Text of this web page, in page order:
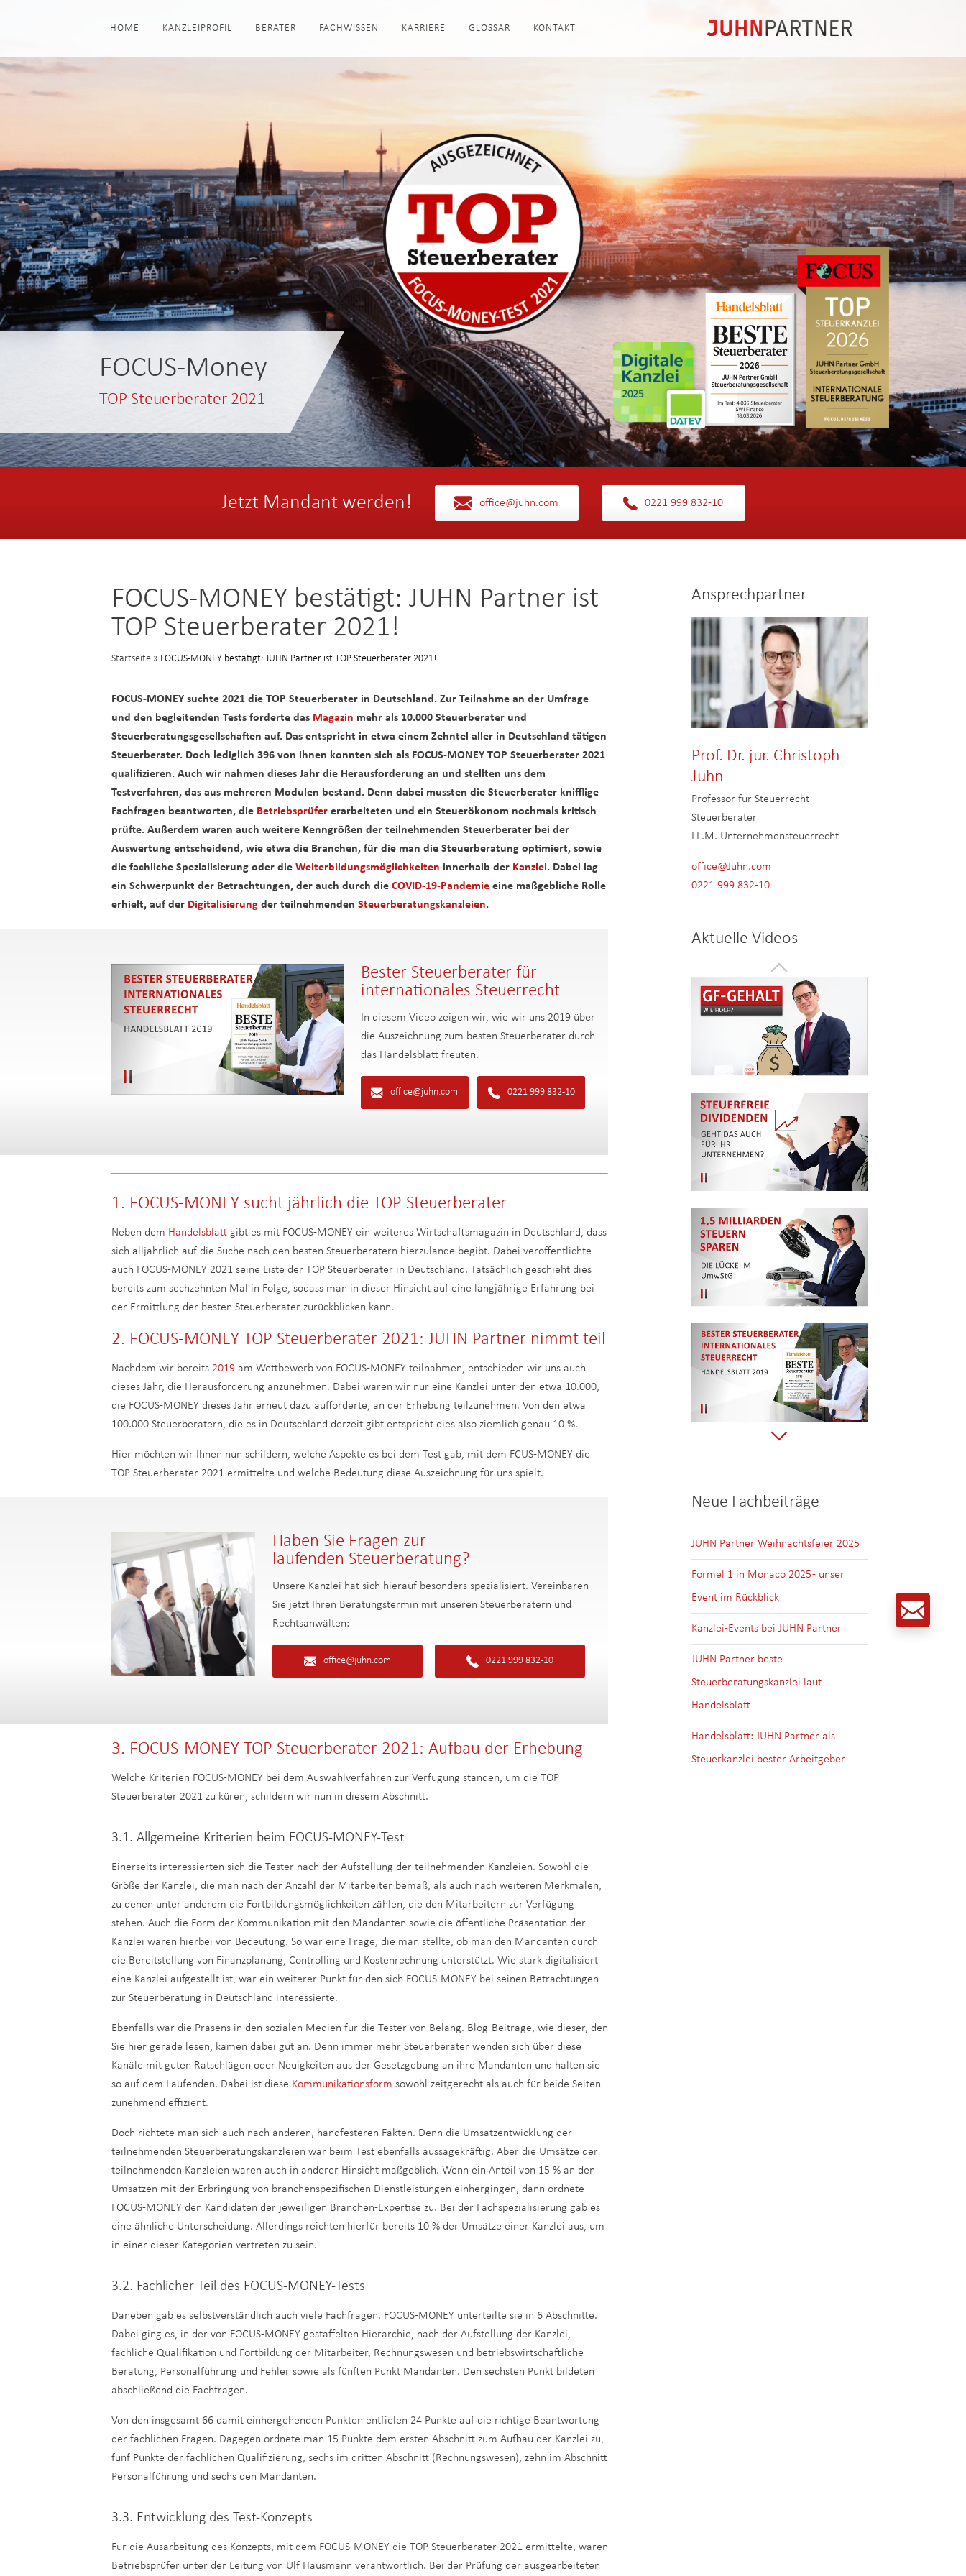
HOME KANZLEIPROFIL BERATER FACHWISSEN KARRIERE GLOSSAR KONTAKT
FOCUS-Money
TOP Steuerberater 2021
Jetzt Mandant werden! office@juhn.com 0221 999 832-10
FOCUS-MONEY bestätigt: JUHN Partner ist
TOP Steuerberater 2021!
Startseite » FOCUS-MONEY bestätigt: JUHN Partner ist TOP Steuerberater 2021!
FOCUS-MONEY suchte 2021 die TOP Steuerberater in Deutschland. Zur Teilnahme an der Umfrage
und den begleitenden Tests forderte das Magazin mehr als 10.000 Steuerberater und
Steuerberatungsgesellschaften auf. Das entspricht in etwa einem Zehntel aller in Deutschland tätigen
Steuerberater. Doch lediglich 396 von ihnen konnten sich als FOCUS-MONEY TOP Steuerberater 2021
qualifizieren. Auch wir nahmen dieses Jahr die Herausforderung an und stellten uns dem
Testverfahren, das aus mehreren Modulen bestand. Denn dabei mussten die Steuerberater knifflige
Fachfragen beantworten, die Betriebsprüfer erarbeiteten und ein Steuerökonom nochmals kritisch
prüfte. Außerdem waren auch weitere Kenngrößen der teilnehmenden Steuerberater bei der
Auswertung entscheidend, wie etwa die Branchen, für die man die Steuerberatung optimiert, sowie
die fachliche Spezialisierung oder die Weiterbildungsmöglichkeiten innerhalb der Kanzlei. Dabei lag
ein Schwerpunkt der Betrachtungen, der auch durch die COVID-19-Pandemie eine maßgebliche Rolle
erhielt, auf der Digitalisierung der teilnehmenden Steuerberatungskanzleien.
Bester Steuerberater für
internationales Steuerrecht
In diesem Video zeigen wir, wie wir uns 2019 über
die Auszeichnung zum besten Steuerberater durch
das Handelsblatt freuten.
office@juhn.com 0221 999 832-10
1. FOCUS-MONEY sucht jährlich die TOP Steuerberater
Neben dem Handelsblatt gibt es mit FOCUS-MONEY ein weiteres Wirtschaftsmagazin in Deutschland, dass
sich alljährlich auf die Suche nach den besten Steuerberatern hierzulande begibt. Dabei veröffentlichte
auch FOCUS-MONEY 2021 seine Liste der TOP Steuerberater in Deutschland. Tatsächlich geschieht dies
bereits zum sechzehnten Mal in Folge, sodass man in dieser Hinsicht auf eine langjährige Erfahrung bei
der Ermittlung der besten Steuerberater zurückblicken kann.
2. FOCUS-MONEY TOP Steuerberater 2021: JUHN Partner nimmt teil
Nachdem wir bereits 2019 am Wettbewerb von FOCUS-MONEY teilnahmen, entschieden wir uns auch
dieses Jahr, die Herausforderung anzunehmen. Dabei waren wir nur eine Kanzlei unter den etwa 10.000,
die FOCUS-MONEY dieses Jahr erneut dazu aufforderte, an der Erhebung teilzunehmen. Von den etwa
100.000 Steuerberatern, die es in Deutschland derzeit gibt entspricht dies also ziemlich genau 10 %.
Hier möchten wir Ihnen nun schildern, welche Aspekte es bei dem Test gab, mit dem FCUS-MONEY die
TOP Steuerberater 2021 ermittelte und welche Bedeutung diese Auszeichnung für uns spielt.
Haben Sie Fragen zur
laufenden Steuerberatung?
Unsere Kanzlei hat sich hierauf besonders spezialisiert. Vereinbaren
Sie jetzt Ihren Beratungstermin mit unseren Steuerberatern und
Rechtsanwälten:
office@juhn.com 0221 999 832-10
3. FOCUS-MONEY TOP Steuerberater 2021: Aufbau der Erhebung
Welche Kriterien FOCUS-MONEY bei dem Auswahlverfahren zur Verfügung standen, um die TOP
Steuerberater 2021 zu küren, schildern wir nun in diesem Abschnitt.
3.1. Allgemeine Kriterien beim FOCUS-MONEY-Test
Einerseits interessierten sich die Tester nach der Aufstellung der teilnehmenden Kanzleien. Sowohl die
Größe der Kanzlei, die man nach der Anzahl der Mitarbeiter bemaß, als auch nach weiteren Merkmalen,
zu denen unter anderem die Fortbildungsmöglichkeiten zählen, die den Mitarbeitern zur Verfügung
stehen. Auch die Form der Kommunikation mit den Mandanten sowie die öffentliche Präsentation der
Kanzlei waren hierbei von Bedeutung. So war eine Frage, die man stellte, ob man den Mandanten durch
die Bereitstellung von Finanzplanung, Controlling und Kostenrechnung unterstützt. Wie stark digitalisiert
eine Kanzlei aufgestellt ist, war ein weiterer Punkt für den sich FOCUS-MONEY bei seinen Betrachtungen
zur Steuerberatung in Deutschland interessierte.
Ebenfalls war die Präsens in den sozialen Medien für die Tester von Belang. Blog-Beiträge, wie dieser, den
Sie hier gerade lesen, kamen dabei gut an. Denn immer mehr Steuerberater wenden sich über diese
Kanäle mit guten Ratschlägen oder Neuigkeiten aus der Gesetzgebung an ihre Mandanten und halten sie
so auf dem Laufenden. Dabei ist diese Kommunikationsform sowohl zeitgerecht als auch für beide Seiten
zunehmend effizient.
Doch richtete man sich auch nach anderen, handfesteren Fakten. Denn die Umsatzentwicklung der
teilnehmenden Steuerberatungskanzleien war beim Test ebenfalls aussagekräftig. Aber die Umsätze der
teilnehmenden Kanzleien waren auch in anderer Hinsicht maßgeblich. Wenn ein Anteil von 15 % an den
Umsätzen mit der Erbringung von branchenspezifischen Dienstleistungen einhergingen, dann ordnete
FOCUS-MONEY den Kandidaten der jeweiligen Branchen-Expertise zu. Bei der Fachspezialisierung gab es
eine ähnliche Unterscheidung. Allerdings reichten hierfür bereits 10 % der Umsätze einer Kanzlei aus, um
in einer dieser Kategorien vertreten zu sein.
3.2. Fachlicher Teil des FOCUS-MONEY-Tests
Daneben gab es selbstverständlich auch viele Fachfragen. FOCUS-MONEY unterteilte sie in 6 Abschnitte.
Dabei ging es, in der von FOCUS-MONEY gestaffelten Hierarchie, nach der Aufstellung der Kanzlei,
fachliche Qualifikation und Fortbildung der Mitarbeiter, Rechnungswesen und betriebswirtschaftliche
Beratung, Personalführung und Fehler sowie als fünften Punkt Mandanten. Den sechsten Punkt bildeten
abschließend die Fachfragen.
Von den insgesamt 66 damit einhergehenden Punkten entfielen 24 Punkte auf die richtige Beantwortung
der fachlichen Fragen. Dagegen ordnete man 15 Punkte dem ersten Abschnitt zum Aufbau der Kanzlei zu,
fünf Punkte der fachlichen Qualifizierung, sechs im dritten Abschnitt (Rechnungswesen), zehn im Abschnitt
Personalführung und sechs den Mandanten.
3.3. Entwicklung des Test-Konzepts
Für die Ausarbeitung des Konzepts, mit dem FOCUS-MONEY die TOP Steuerberater 2021 ermittelte, waren
Betriebsprüfer unter der Leitung von Ulf Hausmann verantwortlich. Bei der Prüfung der ausgearbeiteten
Ansprechpartner
Prof. Dr. jur. Christoph
Juhn
Professor für Steuerrecht
Steuerberater
LL.M. Unternehmensteuerrecht
office@Juhn.com
0221 999 832-10
Aktuelle Videos
Neue Fachbeiträge
JUHN Partner Weihnachtsfeier 2025
Formel 1 in Monaco 2025 - unser
Event im Rückblick
Kanzlei-Events bei JUHN Partner
JUHN Partner beste
Steuerberatungskanzlei laut
Handelsblatt
Handelsblatt: JUHN Partner als
Steuerkanzlei bester Arbeitgeber